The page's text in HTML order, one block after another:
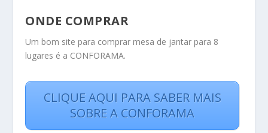
ONDE COMPRAR
Um bom site para comprar mesa de jantar para 8
lugares é a CONFORAMA.
CLIQUE AQUI PARA SABER MAIS
SOBRE A CONFORAMA